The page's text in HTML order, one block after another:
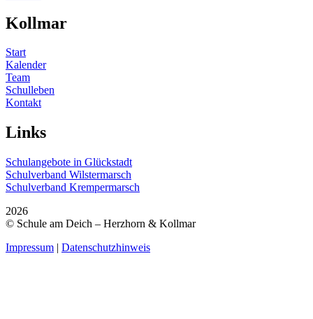
Kollmar
Start
Kalender
Team
Schulleben
Kontakt
Links
Schulangebote in Glückstadt
Schulverband Wilstermarsch
Schulverband Krempermarsch
2026
© Schule am Deich – Herzhorn & Kollmar
Impressum | Datenschutzhinweis